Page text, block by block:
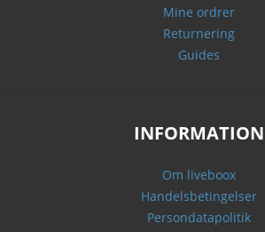
Mine ordrer
Returnering
Guides
INFORMATION
Om liveboox
Handelsbetingelser
Persondatapolitik